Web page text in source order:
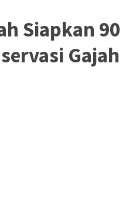
Siapkan 90
Gajah